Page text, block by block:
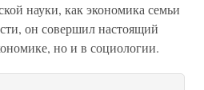
науки, как экономика семьи
он совершил настоящий
но и в социологии.